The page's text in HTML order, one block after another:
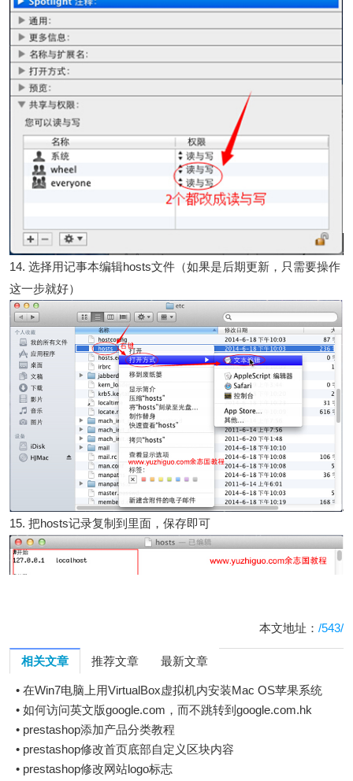
14. 选择用记事本编辑hosts文件（如果是后期更新，只需要操作
这一步就好）
15. 把hosts记录复制到里面，保存即可
本文地址： /543/
相关文章 推荐文章 最新文章
•在Win7电脑上用VirtualBox虚拟机内安装Mac OS苹果系统
•如何访问英文版google.com，而不跳转到google.com.hk
• prestashop添加产品分类教程
• prestashop修改首页底部自定义区块内容
• prestashop修改网站logo标志